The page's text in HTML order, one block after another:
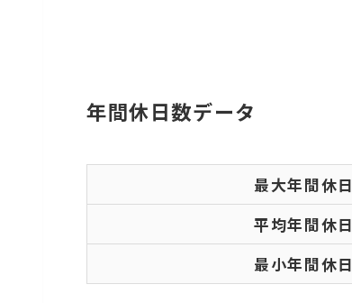
年間休日数データ
最大年間休日
平均年間休日
最小年間休日